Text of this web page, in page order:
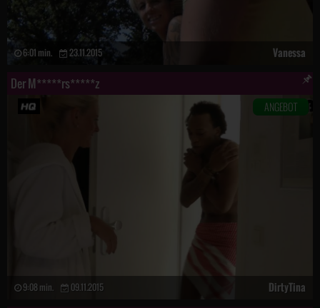
6:01 min. 23.11.2015 Vanessa
Der M*****rs*****z
ANGEBOT
9:08 min. 09.11.2015 DirtyTina